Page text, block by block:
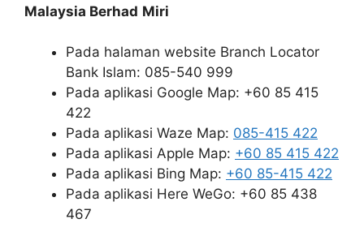
Malaysia Berhad Miri
Pada halaman website Branch Locator
Bank Islam: 085-540 999
Pada aplikasi Google Map: +60 85 415
422
Pada aplikasi Waze Map: 085-415 422
Pada aplikasi Apple Map: +60 85 415 422
Pada aplikasi Bing Map: +60 85-415 422
Pada aplikasi Here WeGo: +60 85 438
467